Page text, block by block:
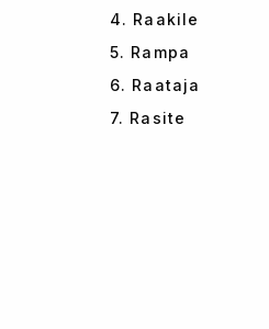
4. Raakile
5. Rampa
6. Raataja
7. Rasite